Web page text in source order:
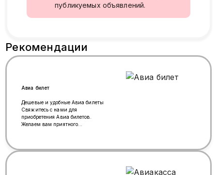
публикуемых объявлений.
Рекомендации
Авиа билет
Дешевые и удобные Авиа билеты
Свяжитесь с нами для
приобретения Авиа билетов.
Желаем вам приятного